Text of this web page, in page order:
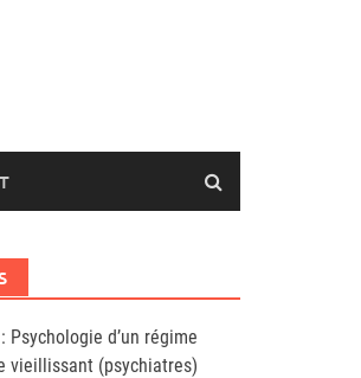
Psychologie d’un régime
vieillissant (psychiatres)